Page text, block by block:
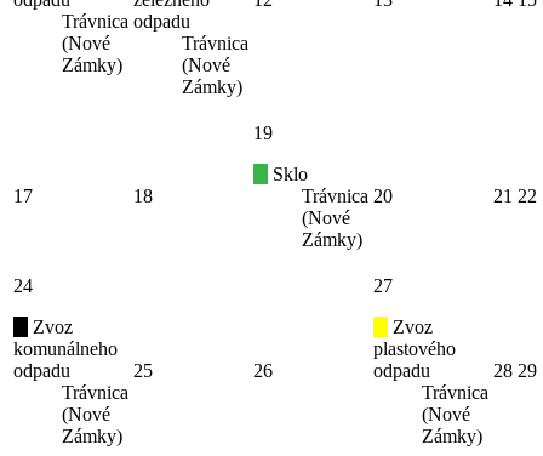
Trávnica
(Nové
Zámky)
odpadu
Trávnica
(Nové
Zámky)
17 18
19
Sklo
Trávnica
(Nové
Zámky)
20 21 22
24
Zvoz
komunálneho
odpadu
Trávnica
(Nové
Zámky)
25 26
27
Zvoz
plastového
odpadu
Trávnica
(Nové
Zámky)
28 29